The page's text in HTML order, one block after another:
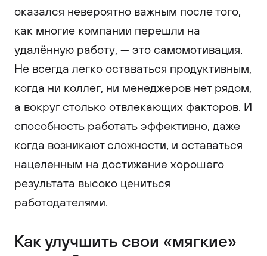
оказался невероятно важным после того,
как многие компании перешли на
удалённую работу, — это самомотивация.
Не всегда легко оставаться продуктивным,
когда ни коллег, ни менеджеров нет рядом,
а вокруг столько отвлекающих факторов. И
способность работать эффективно, даже
когда возникают сложности, и оставаться
нацеленным на достижение хорошего
результата высоко цениться
работодателями.
Как улучшить свои «мягкие»